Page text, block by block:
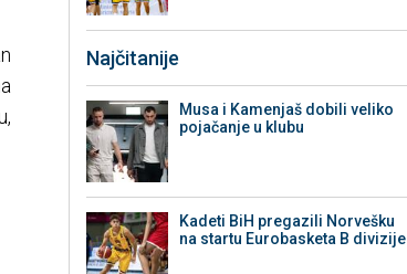
Najčitanije
Musa i Kamenjaš dobili veliko
pojačanje u klubu
Kadeti BiH pregazili Norvešku
na startu Eurobasketa B divizije